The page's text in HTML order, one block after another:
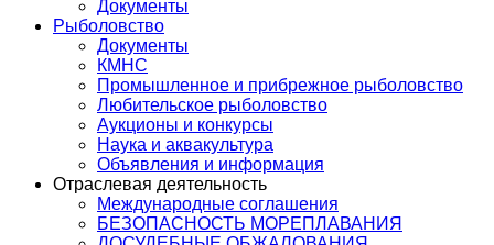
Документы
Рыболовство
Документы
КМНС
Промышленное и прибрежное рыболовство
Любительское рыболовство
Аукционы и конкурсы
Наука и аквакультура
Объявления и информация
Отраслевая деятельность
Международные соглашения
БЕЗОПАСНОСТЬ МОРЕПЛАВАНИЯ